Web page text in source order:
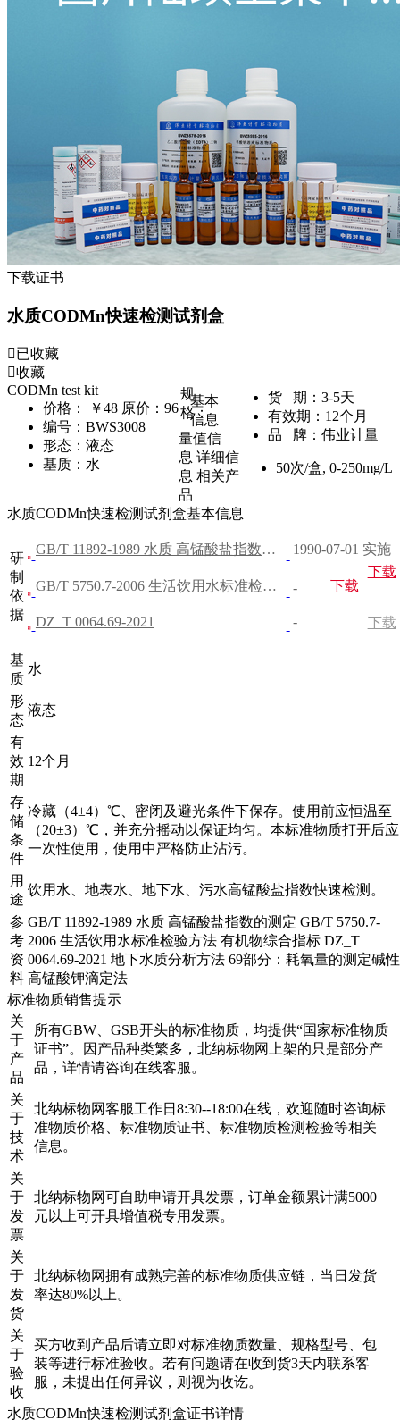
下载证书
水质CODMn快速检测试剂盒
已收藏
收藏
CODMn test kit
价格：
￥48 原价：96
编号： BWS3008
形态： 液态
基质： 水
货 期： 3-5天
有效期： 12个月
品 牌： 伟业计量
规
格：
50次/盒, 0-250mg/L
基本
信息
量值信
息 详细信
息 相关产
品
水质CODMn快速检测试剂盒基本信息
研
制
依
据
GB/T 11892-1989 水质 高锰酸盐指数的测定
1990-07-01 实施
下载
GB/T 5750.7-2006 生活饮用水标准检验方法 有机物综合指标
- 下载
DZ_T 0064.69-2021 - 下载
基
质
水
形
态
液态
有
效
期
12个月
存
储
条
件
冷藏（4±4）℃、密闭及避光条件下保存。使用前应恒温至
（20±3）℃，并充分摇动以保证均匀。本标准物质打开后应
一次性使用，使用中严格防止沾污。
用
途
饮用水、地表水、地下水、污水高锰酸盐指数快速检测。
参
考
资
料
GB/T 11892-1989 水质 高锰酸盐指数的测定 GB/T 5750.7-
2006 生活饮用水标准检验方法 有机物综合指标 DZ_T
0064.69-2021 地下水质分析方法 69部分：耗氧量的测定碱性
高锰酸钾滴定法
标准物质销售提示
关
于
产
品
所有GBW、GSB开头的标准物质，均提供“国家标准物质
证书”。因产品种类繁多，北纳标物网上架的只是部分产
品，详情请咨询在线客服。
关
于
技
术
北纳标物网客服工作日8:30--18:00在线，欢迎随时咨询标
准物质价格、标准物质证书、标准物质检测检验等相关
信息。
关
于
发
票
北纳标物网可自助申请开具发票，订单金额累计满5000
元以上可开具增值税专用发票。
关
于
发
货
北纳标物网拥有成熟完善的标准物质供应链，当日发货
率达80%以上。
关
于
验
收
买方收到产品后请立即对标准物质数量、规格型号、包
装等进行标准验收。若有问题请在收到货3天内联系客
服，未提出任何异议，则视为收讫。
水质CODMn快速检测试剂盒证书详情